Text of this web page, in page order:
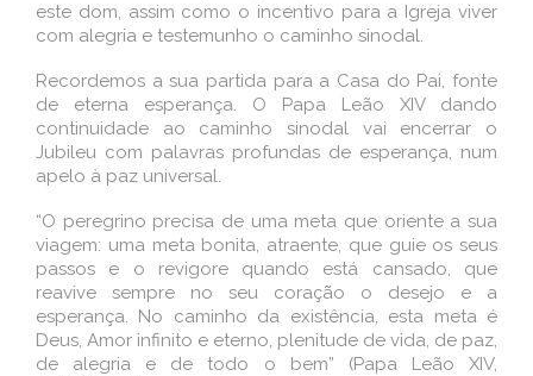
este dom, assim como o incentivo para a Igreja viver
com alegria e testemunho o caminho sinodal.
Recordemos a sua partida para a Casa do Pai, fonte
de eterna esperança. O Papa Leão XIV dando
continuidade ao caminho sinodal vai encerrar o
Jubileu com palavras profundas de esperança, num
apelo à paz universal.
“O peregrino precisa de uma meta que oriente a sua
viagem: uma meta bonita, atraente, que guie os seus
passos e o revigore quando está cansado, que
reavive sempre no seu coração o desejo e a
esperança. No caminho da existência, esta meta é
Deus, Amor infinito e eterno, plenitude de vida, de paz,
de alegria e de todo o bem” (Papa Leão XIV,